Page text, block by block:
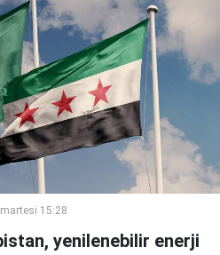
15:28
yenilenebilir enerji